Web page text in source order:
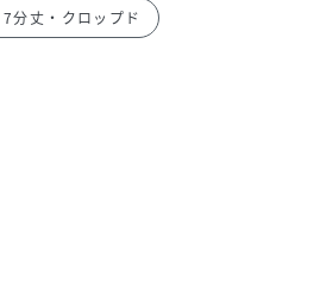
7分丈・クロップド